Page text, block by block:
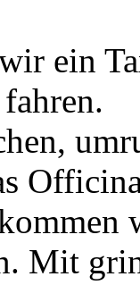
ein
Mit